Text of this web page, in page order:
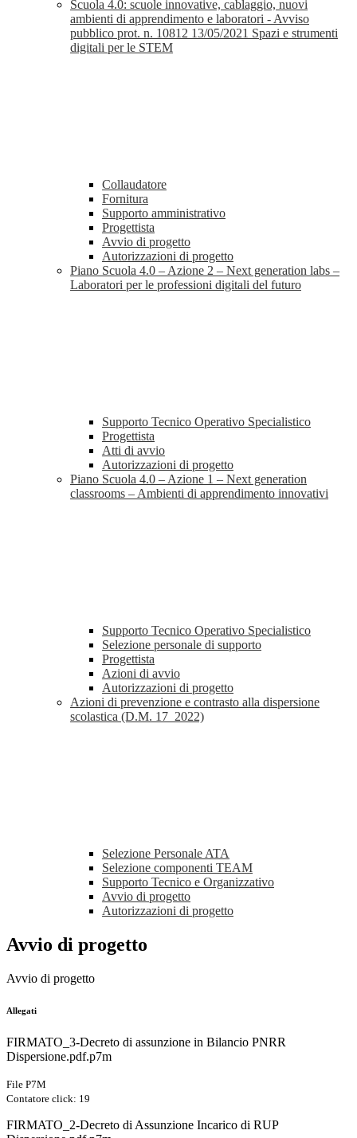
Scuola 4.0: scuole innovative, cablaggio, nuovi
ambienti di apprendimento e laboratori - Avviso
pubblico prot. n. 10812 13/05/2021 Spazi e strumenti
digitali per le STEM
Collaudatore
Fornitura
Supporto amministrativo
Progettista
Avvio di progetto
Autorizzazioni di progetto
Piano Scuola 4.0 – Azione 2 – Next generation labs –
Laboratori per le professioni digitali del futuro
Supporto Tecnico Operativo Specialistico
Progettista
Atti di avvio
Autorizzazioni di progetto
Piano Scuola 4.0 – Azione 1 – Next generation
classrooms – Ambienti di apprendimento innovativi
Supporto Tecnico Operativo Specialistico
Selezione personale di supporto
Progettista
Azioni di avvio
Autorizzazioni di progetto
Azioni di prevenzione e contrasto alla dispersione
scolastica (D.M. 17_2022)
Selezione Personale ATA
Selezione componenti TEAM
Supporto Tecnico e Organizzativo
Avvio di progetto
Autorizzazioni di progetto
Avvio di progetto
Avvio di progetto
Allegati
FIRMATO_3-Decreto di assunzione in Bilancio PNRR
Dispersione.pdf.p7m
File P7M
Contatore click: 19
FIRMATO_2-Decreto di Assunzione Incarico di RUP